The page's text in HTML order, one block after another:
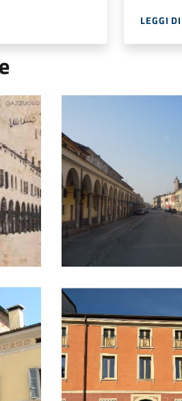
LEGGI
1927
Centro Culturale Ca'Verde